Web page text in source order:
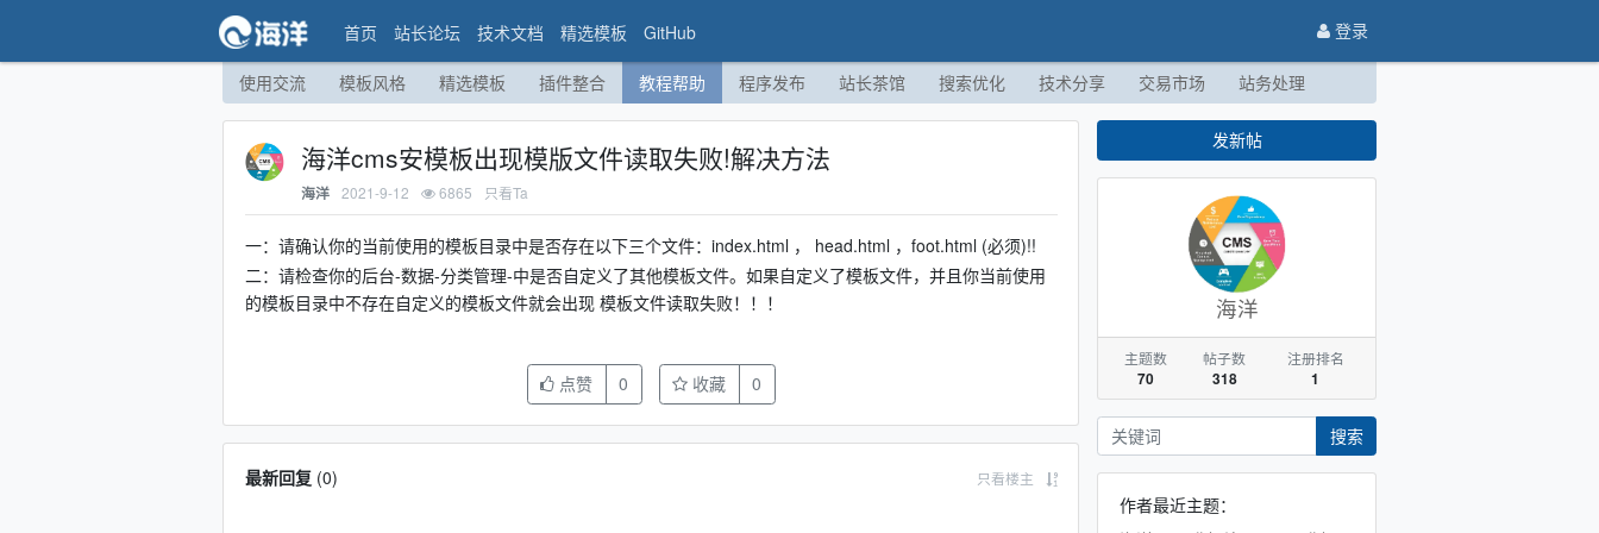
首页 站长论坛 技术文档 精选模板 GitHub 登录
使用交流 模板风格 精选模板 插件整合 教程帮助 程序发布 站长茶馆 搜索优化 技术分享 交易市场 站务处理
海洋cms安模板出现模版文件读取失败!解决方法
海洋 2021-9-12 6865 只看Ta
一：请确认你的当前使用的模板目录中是否存在以下三个文件：index.html ， head.html ，foot.html (必须)!!
二：请检查你的后台-数据-分类管理-中是否自定义了其他模板文件。如果自定义了模板文件，并且你当前使用
的模板目录中不存在自定义的模板文件就会出现 模板文件读取失败！！！
点赞 0 收藏 0
最新回复(0) 只看楼主
发新帖
海洋
主题数
70
帖子数
318
注册排名
1
搜索
作者最近主题：